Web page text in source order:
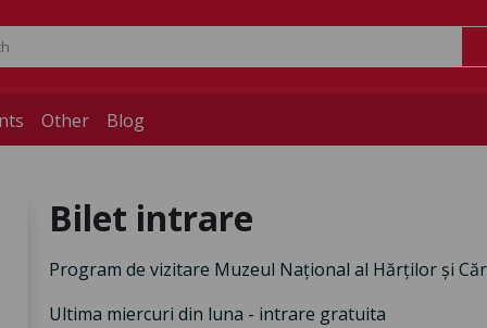
Other Blog
Bilet intrare
Program de vizitare Muzeul Național al Hărților și
Ultima miercuri din luna - intrare gratuita